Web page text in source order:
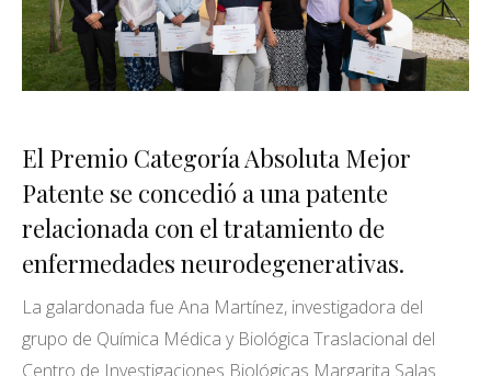
El Premio Categoría Absoluta Mejor
Patente se concedió a una patente
relacionada con el tratamiento de
enfermedades neurodegenerativas.
La galardonada fue Ana Martínez, investigadora del
grupo de Química Médica y Biológica Traslacional del
Centro de Investigaciones Biológicas Margarita Salas